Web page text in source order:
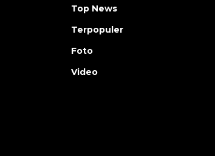
Top News
Terpopuler
Foto
Video